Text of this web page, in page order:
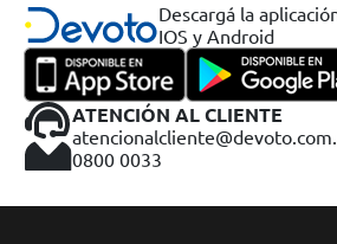
Descargá la
IOS y Android
ATENCIÓN AL CLIENTE
0800 0033